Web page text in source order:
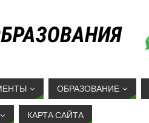
ОБРАЗОВАНИЕ
КАРТА САЙТА